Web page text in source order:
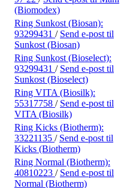
(Biomodex)
Ring Sunkost (Biosan):
93299431 / Send e-post til
Sunkost (Biosan)
Ring Sunkost (Bioselect):
93299431 / Send e-post til
Sunkost (Bioselect)
Ring VITA (Biosilk):
55317758 / Send e-post til
VITA (Biosilk)
Ring Kicks (Biotherm):
33221135 / Send e-post til
Kicks (Biotherm)
Ring Normal (Biotherm):
40810223 / Send e-post til
Normal (Biotherm)